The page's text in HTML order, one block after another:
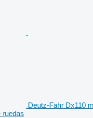
Deutz-Fahr Dx110
ruedas